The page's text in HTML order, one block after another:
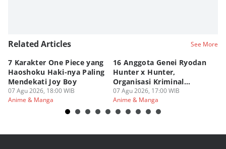
Related Articles See More
7 Karakter One Piece yang
Haoshoku Haki-nya Paling
Mendekati Joy Boy
07 Agu 2026, 18:00 WIB
Anime & Manga
16 Anggota Genei Ryodan
Hunter x Hunter,
Organisasi Kriminal
Berbahaya
07 Agu 2026, 17:00 WIB
Anime & Manga